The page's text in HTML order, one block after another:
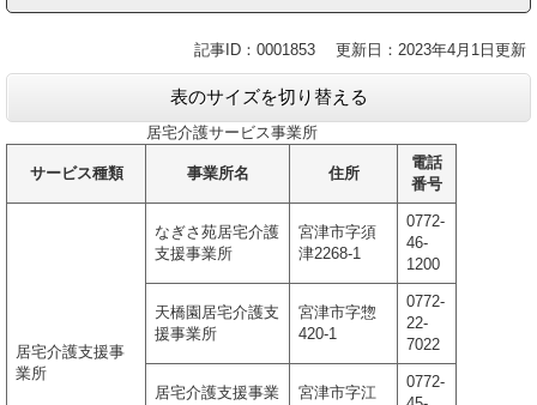
記事ID：0001853 更新日：2023年4月1日更新
表のサイズを切り替える
居宅介護サービス事業所
サービス種類 事業所名 住所
電話
番号
居宅介護支援事
業所
なぎさ苑居宅介護
支援事業所
宮津市字須
津2268-1
0772-
46-
1200
天橋園居宅介護支
援事業所
宮津市字惣
420-1
0772-
22-
7022
居宅介護支援事業
宮津市字江
0772-